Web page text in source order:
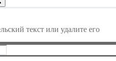
текст или удалите его